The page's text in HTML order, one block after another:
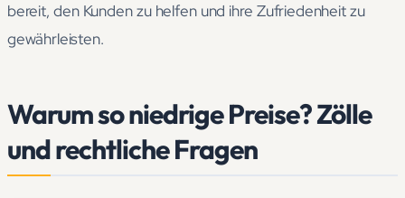
bereit, den Kunden zu helfen und ihre Zufriedenheit zu
gewährleisten.
Warum so niedrige Preise? Zölle
und rechtliche Fragen